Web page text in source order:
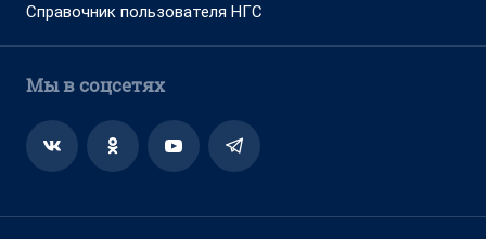
Справочник пользователя НГС
Мы в соцсетях